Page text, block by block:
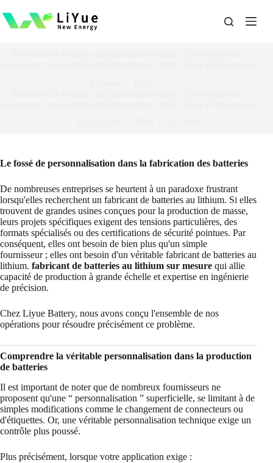
au
contenu
Le fossé de personnalisation dans la fabrication des batteries
De nombreuses entreprises se heurtent à un paradoxe frustrant
lorsqu'elles recherchent un fabricant de batteries au lithium. Si elles
trouvent de grandes usines conçues pour la production de masse,
leurs projets spécifiques exigent des tensions particulières, des
formats spécialisés ou des certifications de sécurité pointues. Par
conséquent, elles ont besoin de bien plus qu'un simple
fournisseur ; elles ont besoin d'un véritable fabricant de batteries au
lithium. fabricant de batteries au lithium sur mesure qui allie
capacité de production à grande échelle et expertise en ingénierie
de précision.
Chez Liyue Battery, nous avons conçu l'ensemble de nos
opérations pour résoudre précisément ce problème.
Comprendre la véritable personnalisation dans la production
de batteries
Il est important de noter que de nombreux fournisseurs ne
proposent qu'une “ personnalisation ” superficielle, se limitant à de
simples modifications comme le changement de connecteurs ou
d'étiquettes. Or, une véritable personnalisation technique exige un
contrôle plus poussé.
Plus précisément, lorsque votre application exige :